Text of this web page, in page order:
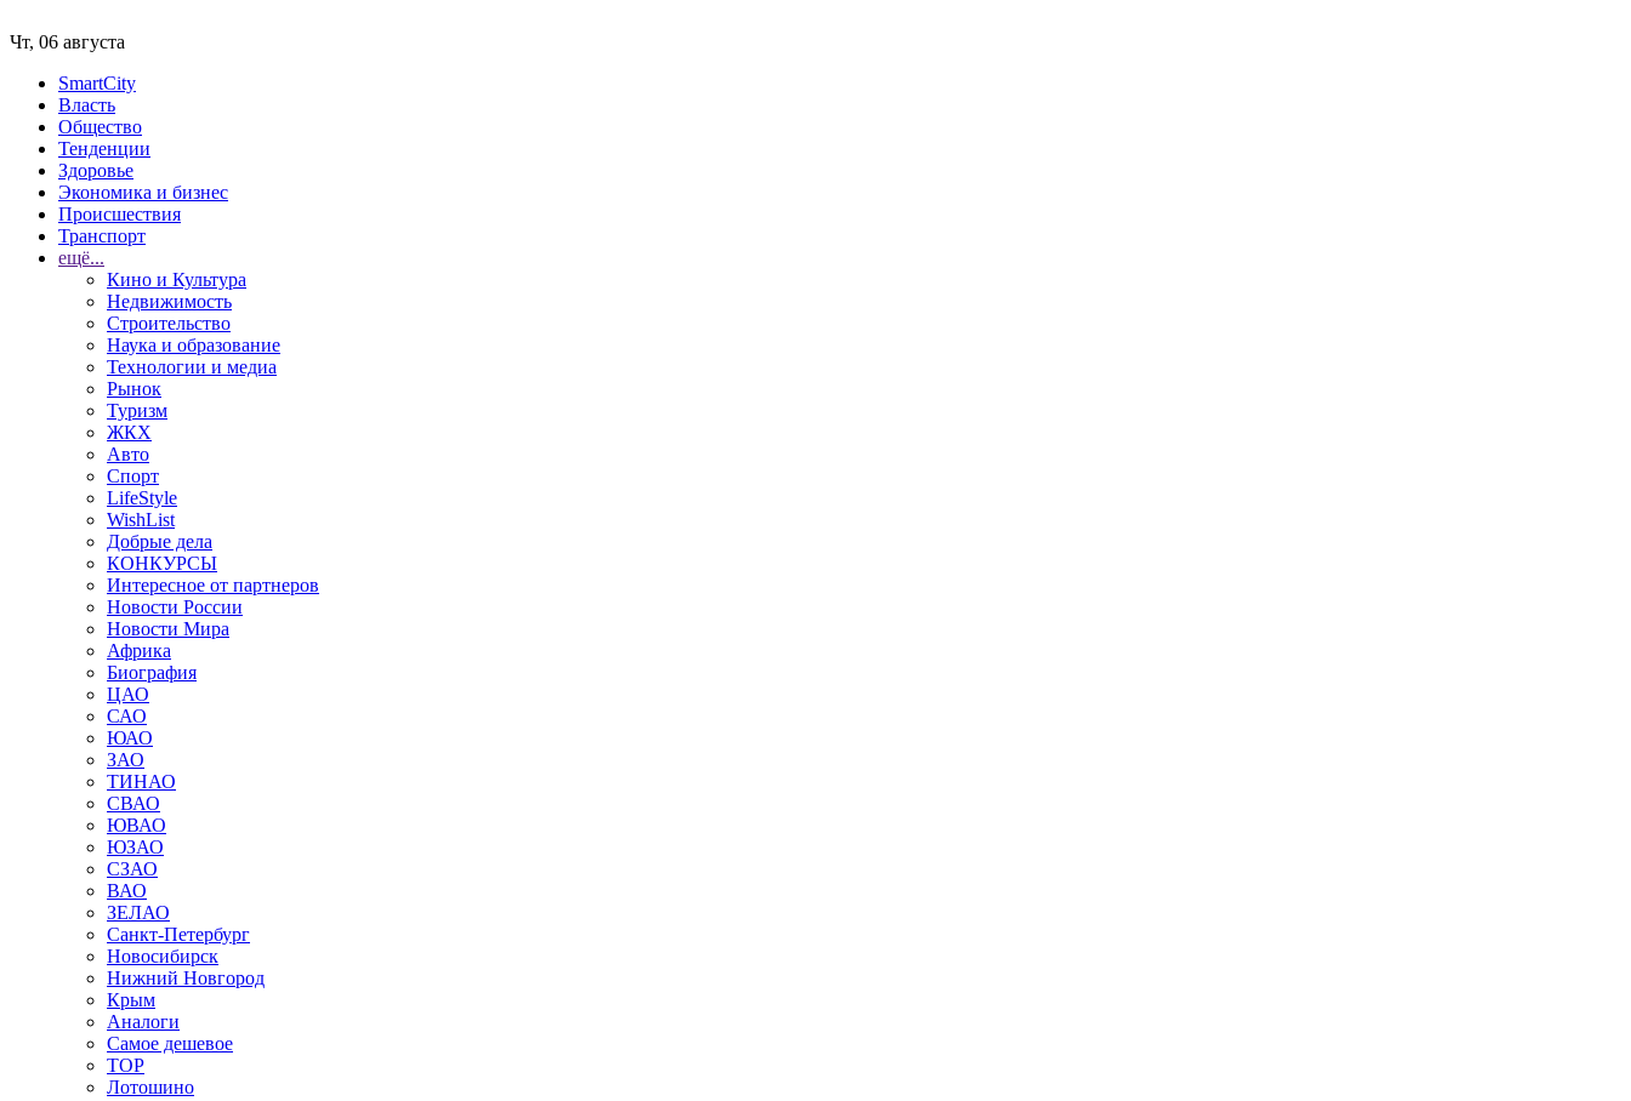
Чт, 06 августа
SmartCity
Власть
Общество
Тенденции
Здоровье
Экономика и бизнес
Происшествия
Транспорт
ещё...
Кино и Культура
Недвижимость
Строительство
Наука и образование
Технологии и медиа
Рынок
Туризм
ЖКХ
Авто
Спорт
LifeStyle
WishList
Добрые дела
КОНКУРСЫ
Интересное от партнеров
Новости России
Новости Мира
Африка
Биография
ЦАО
САО
ЮАО
ЗАО
ТИНАО
СВАО
ЮВАО
ЮЗАО
СЗАО
ВАО
ЗЕЛАО
Санкт-Петербург
Новосибирск
Нижний Новгород
Крым
Аналоги
Самое дешевое
TOP
Лотошино